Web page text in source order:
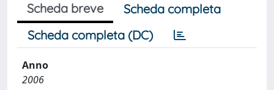
Scheda breve
Scheda completa
Scheda completa (DC)
Anno
2006